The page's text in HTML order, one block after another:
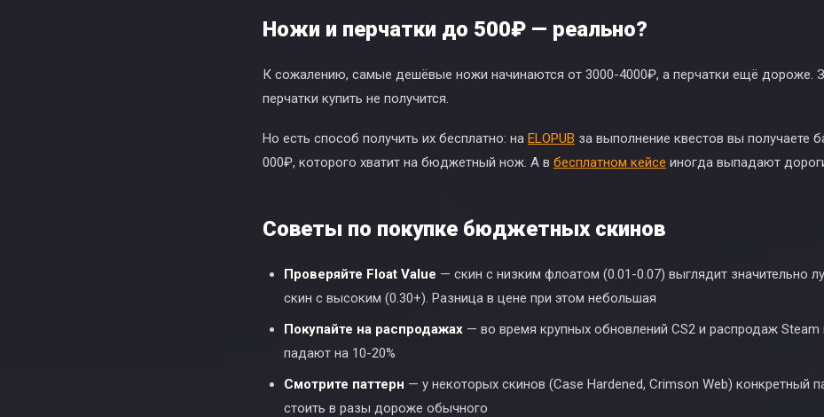
Ножи и перчатки до 500₽ — реально?
К сожалению, самые дешёвые ножи начинаются от 3000-4000₽, а перчатки ещё дороже.
перчатки купить не получится.
Но есть способ получить их бесплатно: на ELOPUB за выполнение квестов вы получаете
000₽, которого хватит на бюджетный нож. А в бесплатном кейсе иногда выпадают
Советы по покупке бюджетных скинов
Проверяйте Float Value — скин с низким флоатом (0.01-0.07) выглядит значительно
скин с высоким (0.30+). Разница в цене при этом небольшая
Покупайте на распродажах — во время крупных обновлений CS2 и распродаж
падают на 10-20%
Смотрите паттерн — у некоторых скинов (Case Hardened, Crimson Web) конкретный
стоить в разы дороже обычного